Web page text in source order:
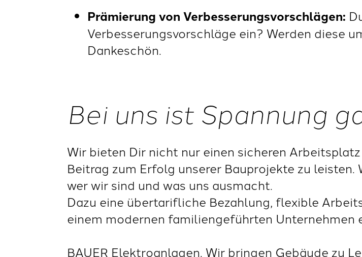
Prämierung von Verbesserungsvorschlägen:
Verbesserungsvorschläge ein? Werden diese
Dankeschön.
Bei uns ist Spannung
Wir bieten Dir nicht nur einen sicheren
Beitrag zum Erfolg unserer Bauprojekte zu
wer wir sind und was uns ausmacht.
Dazu eine übertarifliche Bezahlung, flexible
einem modernen familiengeführten Unternehmen
BAUER Elektroanlagen. Wir bringen Gebäude zu